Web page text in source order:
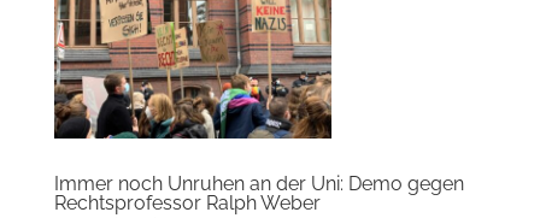
Immer noch Unruhen an der Uni: Demo gegen
Rechtsprofessor Ralph Weber